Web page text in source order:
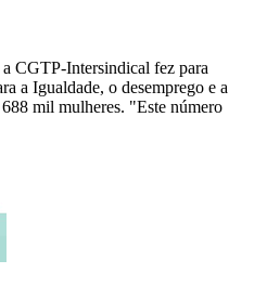
CGTP-Intersindical fez para
a Igualdade, o desemprego e a
mil mulheres. "Este número